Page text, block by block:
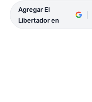
Agregar El
Libertador en